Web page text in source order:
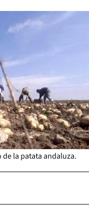
la patata andaluza.